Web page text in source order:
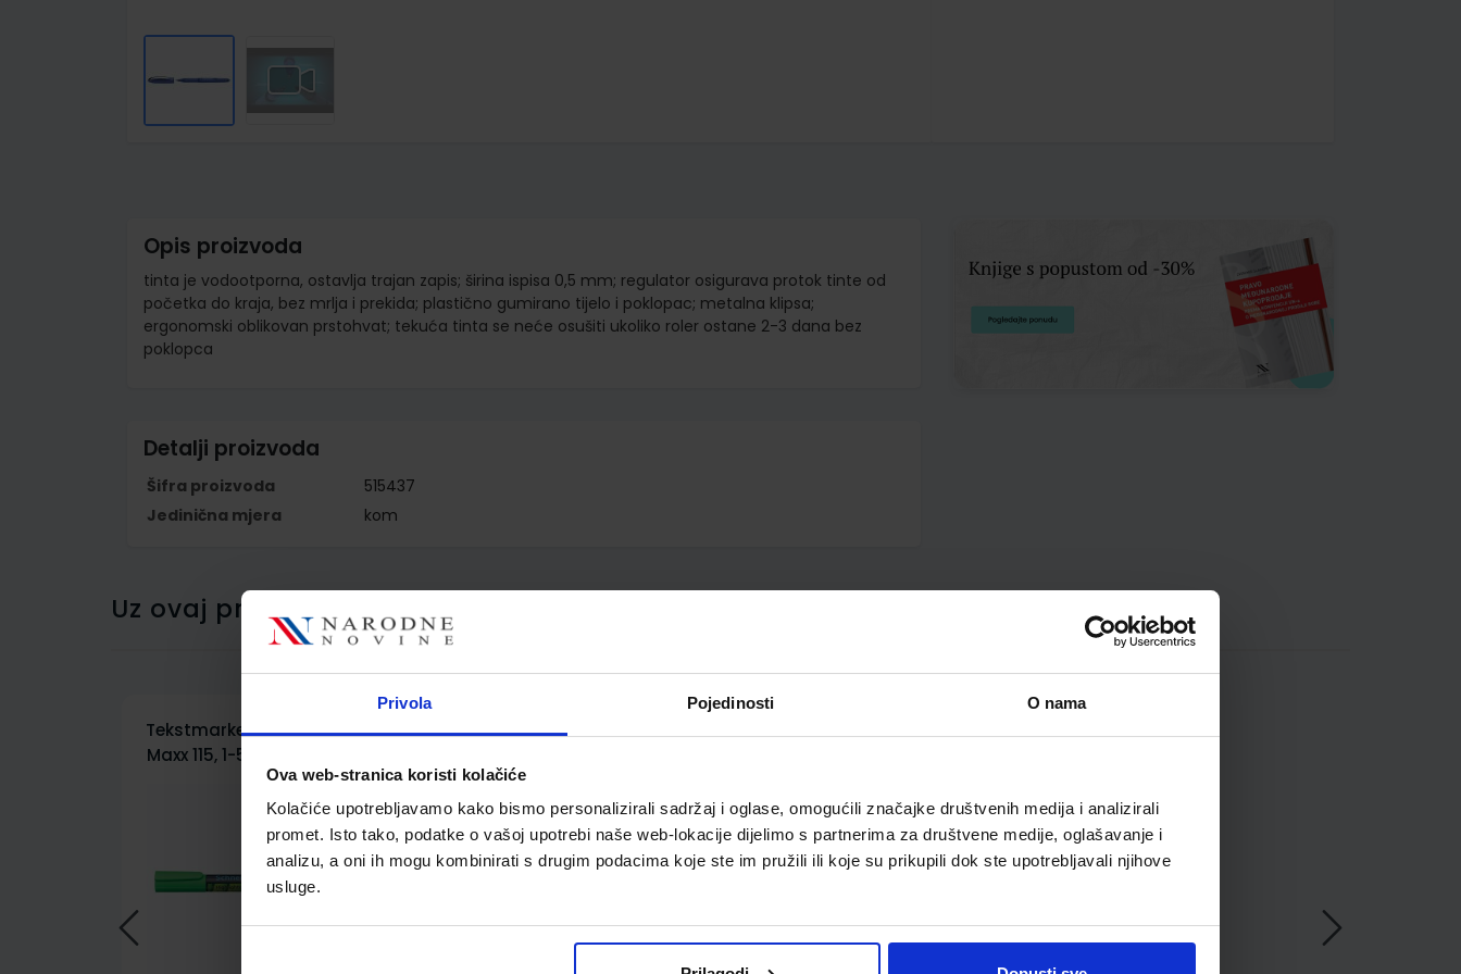
Privola Pojedinosti O nama
Ova web-stranica koristi kolačiće
Kolačiće upotrebljavamo kako bismo personalizirali sadržaj i oglase, omogućili značajke društvenih medija i analizirali
promet. Isto tako, podatke o vašoj upotrebi naše web-lokacije dijelimo s partnerima za društvene medije, oglašavanje i
analizu, a oni ih mogu kombinirati s drugim podacima koje ste im pružili ili koje su prikupili dok ste upotrebljavali njihove
usluge.
gallery
Opis proizvoda
tinta je vodootporna, ostavlja trajan zapis; širina ispisa 0,5 mm; regulator osigurava protok tinte od
početka do kraja, bez mrlja i prekida; plastično gumirano tijelo i poklopac; metalna klipsa;
ergonomski oblikovan prstohvat; tekuća tinta se neće osušiti ukoliko roler ostane 2-3 dana bez
poklopca
Detalji proizvoda
Šifra proizvoda
515437
Jedinična mjera
kom
Uz ovaj proizvod kupci su kupili i ovo…
Tekstmarker Schneider,
Maxx 115, 1-5 mm, zeleni
Flomaster Schneider,